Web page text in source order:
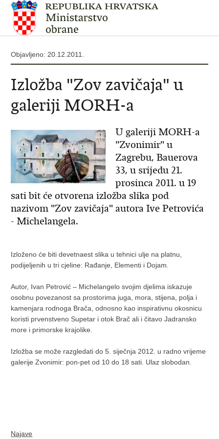
Objavljeno: 20.12.2011.
Izložba "Zov zavičaja" u
galeriji MORH-a
U galeriji MORH-a
"Zvonimir" u
Zagrebu, Bauerova
33, u srijedu 21.
prosinca 2011. u 19
sati bit će otvorena izložba slika pod
nazivom "Zov zavičaja" autora Ive Petrovića
- Michelangela.
Izloženo će biti devetnaest slika u tehnici ulje na platnu,
podijeljenih u tri cjeline: Rađanje, Elementi i Dojam.
Autor, Ivan Petrović – Michelangelo svojim djelima iskazuje
osobnu povezanost sa prostorima juga, mora, stijena, polja i
kamenjara rodnoga Brača, odnosno kao inspirativnu okosnicu
koristi prvenstveno Supetar i otok Brač ali i čitavo Jadransko
more i primorske krajolike.
Izložba se može razgledati do 5. siječnja 2012. u radno vrijeme
galerije Zvonimir: pon-pet od 10 do 18 sati. Ulaz slobodan.
Najave